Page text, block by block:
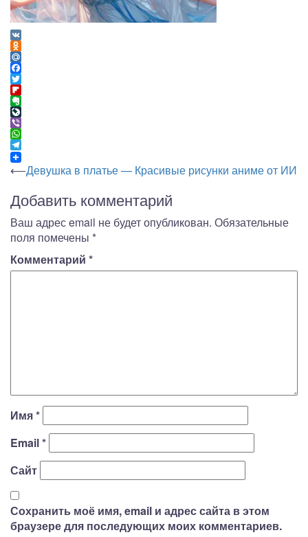
VK
Odnoklassniki
Mail.Ru
Facebook
Twitter
Flipboard
Evernote
LiveJournal
Viber
WhatsApp
Telegram
Навигация
по
записям
⟵Девушка в платье — Красивые рисунки аниме от ИИ
Добавить комментарий
Ваш адрес email не будет опубликован. Обязательные
поля помечены *
Комментарий *
Имя*
Email*
Сайт
Сохранить моё имя, email и адрес сайта в этом
браузере для последующих моих комментариев.